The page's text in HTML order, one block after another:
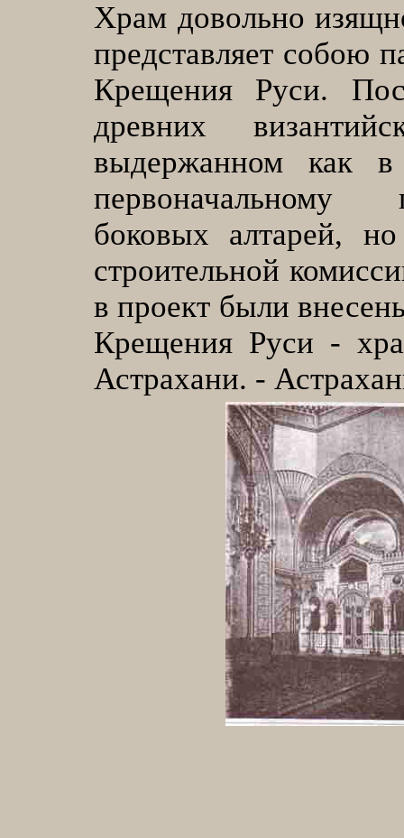
Храм довольно
представляет собою
Крещения Руси.
древних
выдержанном как
боковых алтарей,
строительной
в проект были
Крещения Руси -
Астрахани. -